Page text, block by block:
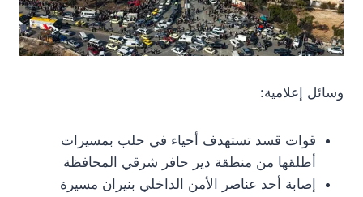
وسائل إعلامية:
قوات قسد تستهدف أحياء في حلب بمسيرات
أطلقها من منطقة دير حافر شرقي المحافظة
إصابة أحد عناصر الأمن الداخلي بنيران مسيرة